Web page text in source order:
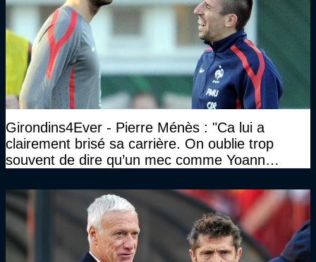
Girondins4Ever - Pierre Ménès : "Ca lui a
clairement brisé sa carrière. On oublie trop
souvent de dire qu’un mec comme Yoann